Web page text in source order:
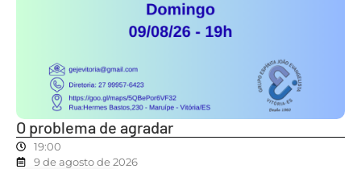
O problema de agradar
19:00
9 de agosto de 2026